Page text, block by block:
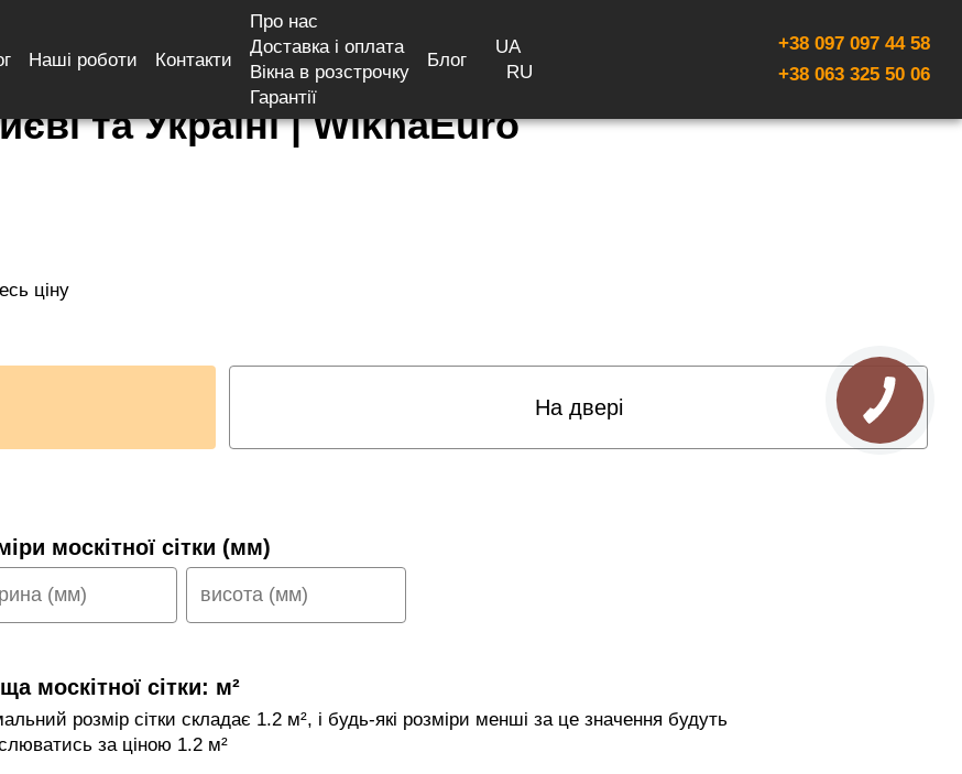
Наші роботи Контакти
Про нас
Доставка і оплата
Вікна в розстрочку
Гарантії
Блог
UA
RU
+38 097 097 44 58
+38 063 325 50 06
та Україні | WiknaEuro
ціну
На двері
москітної сітки (мм)
москітної сітки: м²
розмір сітки складає 1.2 м², і будь-які розміри менші за це значення будуть
за ціною 1.2 м²